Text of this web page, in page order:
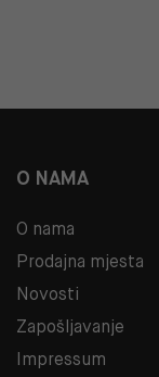
O NAMA
O nama
Prodajna mjesta
Novosti
Zapošljavanje
Impressum